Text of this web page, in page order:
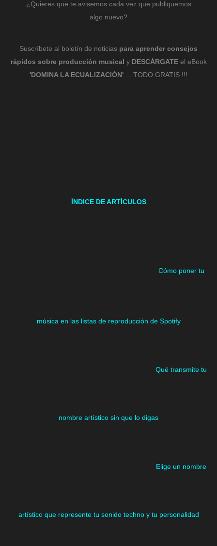
¿Quieres que te avisemos cada vez que publiquemos
algo nuevo?
Suscríbete al boletín de noticias para aprender consejos
rápidos sobre producción musical y DESCÁRGATEel eBook
'DOMINA LA ECUALIZACIÓN' ... TODO GRATIS !!!
ÍNDICE DE ARTÍCULOS
Cómo poner tu
música en las listas de reproducción de Spotify
Qué transmite tu
nombre artístico sin que lo digas
Elige un nombre
artístico que represente tu sonido techno y tu personalidad